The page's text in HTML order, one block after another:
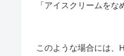
「アイスクリームをな
このような場合には、